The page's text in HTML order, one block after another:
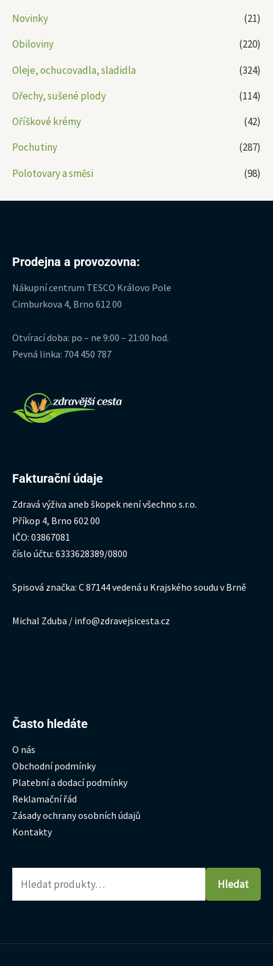
Novinky
(21)
Obiloviny
(220)
Oleje, ochucovadla, sladidla
(324)
Ořechy, sušené plody
(114)
Oříškové krémy
(42)
Pochutiny
(287)
Polotovary a směsi
(98)
Prodejna a provozovna:
Nákupní centrum TESCO Královo Pole
Cimburkova 4, Brno 612 00
Otvírací doba: po – ne 9:00 – 21:00 hod.
Pevná linka: 704 450 787
Fakturační údaje
Zdravá výživa aneb škopek není všechno s.r.o.
Příkop 4, Brno 602 00
IČO: 03867081
číslo účtu: 6333628389/0800
Spisová značka: C 87144 vedená u Krajského soudu v Brně
Michal Zduba / info@zdravejsicesta.cz
Často hledáte
O nás
Obchodní podmínky
Platební a dodací podmínky
Reklamační řád
Zásady ochrany osobních údajů
Kontakty
Hledat:
Hledat